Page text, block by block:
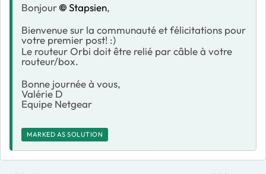
Bonjour Stapsien,
Bienvenue sur la communauté et félicitations pour
votre premier post! :)
Le routeur Orbi doit être relié par câble à votre
routeur/box.
Bonne journée à vous,
Valérie D
Equipe Netgear
MARKED AS SOLUTION